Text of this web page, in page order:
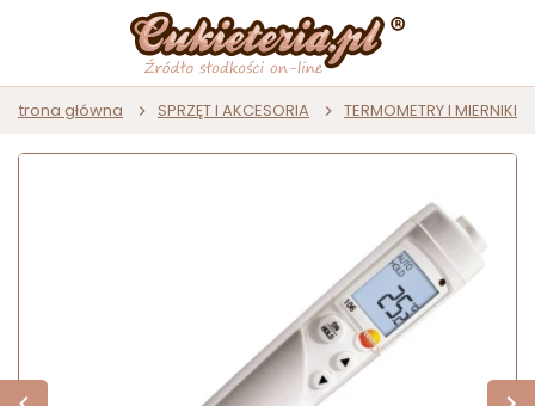
Strona główna SPRZĘT I AKCESORIA TERMOMETRY I MIERNIKI